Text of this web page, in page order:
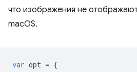
что изображения не
macOS.
var opt = {